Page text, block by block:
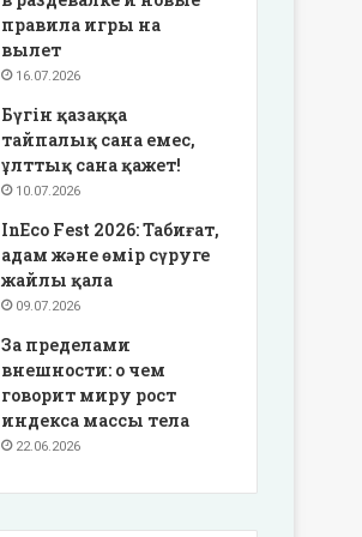
правила игры на
вылет
16.07.2026
Бүгін қазаққа
тайпалық сана емес,
ұлттық сана қажет!
10.07.2026
InEco Fest 2026: Табиғат,
адам және өмір сүруге
жайлы қала
09.07.2026
За пределами
внешности: о чем
говорит миру рост
индекса массы тела
22.06.2026